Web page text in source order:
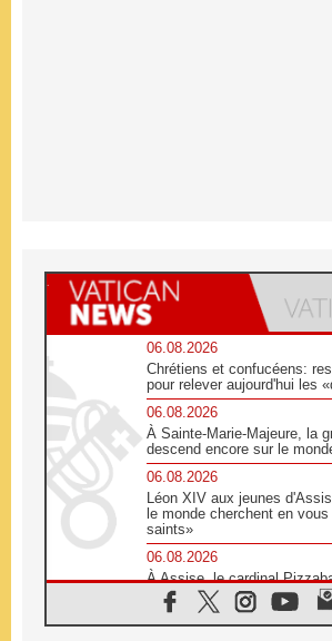
06.08.2026
Chrétiens et confucéens:
pour relever aujourd'hui les
06.08.2026
À Sainte-Marie-Majeure, la
descend encore sur le
06.08.2026
Léon XIV aux jeunes
le monde cherchent en
saints»
06.08.2026
À Assise, le cardinal
«les chrétiens veulent la
06.08.2026